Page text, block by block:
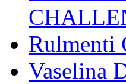
Rulmenti
Vaselina